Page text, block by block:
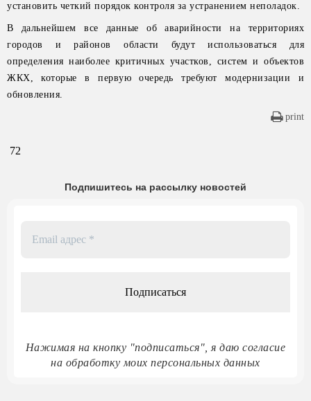
установить четкий порядок контроля за устранением неполадок.
В дальнейшем все данные об аварийности на территориях
городов и районов области будут использоваться для
определения наиболее критичных участков, систем и объектов
ЖКХ, которые в первую очередь требуют модернизации и
обновления.
print
72
Подпишитесь на рассылку новостей
Нажимая на кнопку "подписаться", я даю согласие
на обработку моих персональных данных